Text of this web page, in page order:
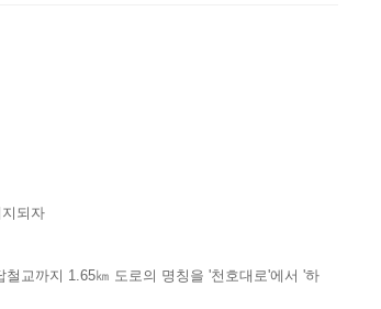
되자
교까지 1.65㎞ 도로의 명칭을 '천호대로'에서 '하